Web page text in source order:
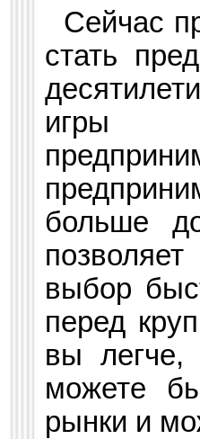
Сейчас
стать
игры
больше
выбор
перед
вы
можете
рынки и